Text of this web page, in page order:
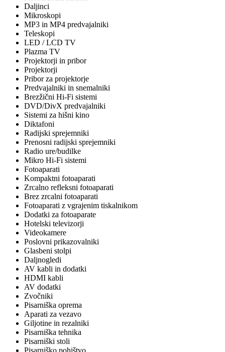
Daljinci
Mikroskopi
MP3 in MP4 predvajalniki
Teleskopi
LED / LCD TV
Plazma TV
Projektorji in pribor
Projektorji
Pribor za projektorje
Predvajalniki in snemalniki
Brezžični Hi-Fi sistemi
DVD/DivX predvajalniki
Sistemi za hišni kino
Diktafoni
Radijski sprejemniki
Prenosni radijski sprejemniki
Radio ure/budilke
Mikro Hi-Fi sistemi
Fotoaparati
Kompaktni fotoaparati
Zrcalno refleksni fotoaparati
Brez zrcalni fotoaparati
Fotoaparati z vgrajenim tiskalnikom
Dodatki za fotoaparate
Hotelski televizorji
Videokamere
Poslovni prikazovalniki
Glasbeni stolpi
Daljnogledi
AV kabli in dodatki
HDMI kabli
AV dodatki
Zvočniki
Pisarniška oprema
Aparati za vezavo
Giljotine in rezalniki
Pisarniška tehnika
Pisarniški stoli
Pisarniško pohištvo